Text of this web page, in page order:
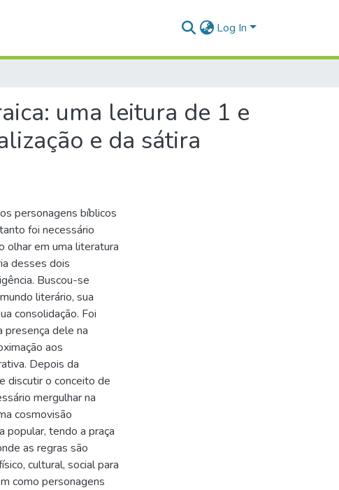
Log In
uma leitura de 1 e
e da sátira
personagens bíblicos
foi necessário
olhar em uma literatura
desses dois
Buscou-se
literário, sua
consolidação. Foi
presença dele na
aos
Depois da
discutir o conceito de
mergulhar na
cosmovisão
popular, tendo a praça
as regras são
cultural, social para
como personagens